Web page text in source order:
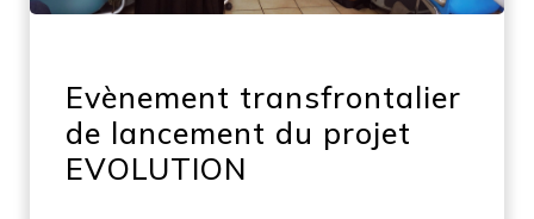
Evènement transfrontalier
de lancement du projet
EVOLUTION